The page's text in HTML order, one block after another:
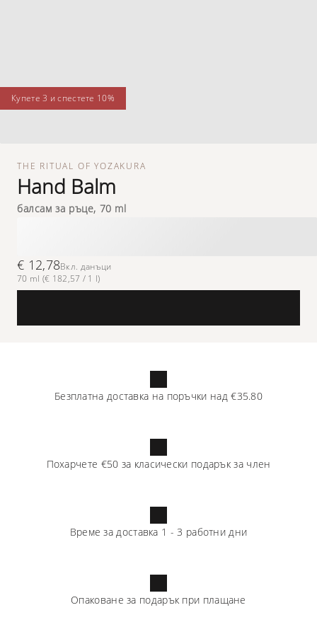
купете 3 и спестете 10%
THE RITUAL OF YOZAKURA
Hand Balm
балсам за ръце, 70 ml
€ 12,78Вкл. данъци
70 ml (€ 182,57 / 1 l)
Безплатна доставка на поръчки над €35.80
Похарчете €50 за класически подарък за член
Време за доставка 1 - 3 работни дни
Опаковане за подарък при плащане